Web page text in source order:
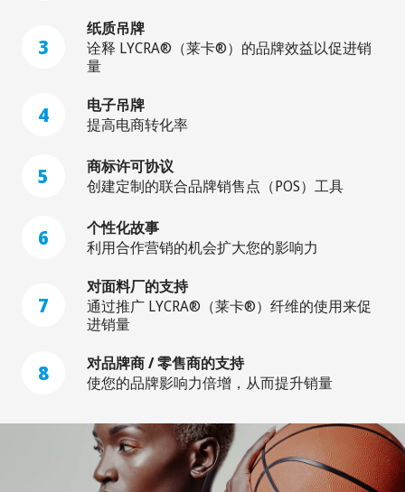
3
纸质吊牌
诠释 LYCRA®（莱卡®）的品牌效益以促进销
量
4
电子吊牌
提高电商转化率
5
商标许可协议
创建定制的联合品牌销售点（POS）工具
6
个性化故事
利用合作营销的机会扩大您的影响力
7
对面料厂的支持
通过推广 LYCRA®（莱卡®）纤维的使用来促
进销量
8
对品牌商 / 零售商的支持
使您的品牌影响力倍增，从而提升销量